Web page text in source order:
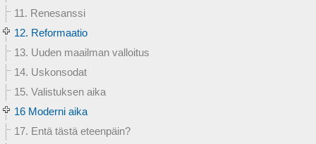
11. Renesanssi
12. Reformaatio
13. Uuden maailman valloitus
14. Uskonsodat
15. Valistuksen aika
16 Moderni aika
17. Entä tästä eteenpäin?